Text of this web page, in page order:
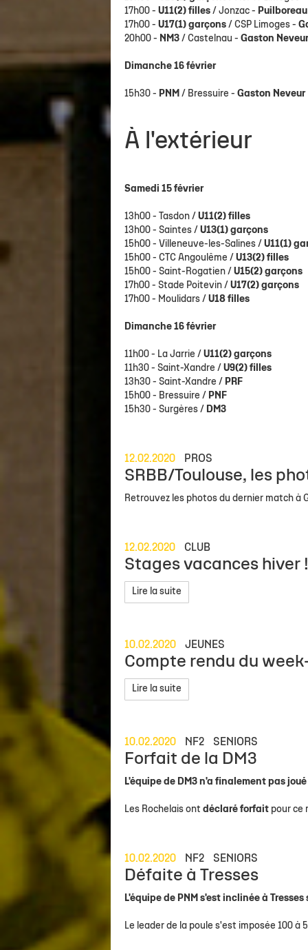
17h00 -U11(2) filles / Jonzac - Puilboreau
17h00 -U17(1) garçons / CSP Limoges -
20h00 - NM3/ Castelnau -Gaston
Dimanche 16 février
15h30 - PNM / Bressuire -Gaston Neveur
À l'extérieur
Samedi 15 février
13h00 - Tasdon /U11(2) filles
13h00 - Saintes / U13(1) garçons
15h00 - Villeneuve-les-Salines /U11(1)
15h00 - CTC Angoulême /U13(2) filles
15h00 - Saint-Rogatien /U15(2) garçons
17h00 - Stade Poitevin /U17(2) garçons
17h00 - Moulidars /U18 filles
Dimanche 16 février
11h00 - La Jarrie /U11(2) garçons
11h30 - Saint-Xandre / U9(2) filles
13h30 - Saint-Xandre / PRF
15h00 - Bressuire / PNF
15h30 - Surgères / DM3
12.02.2020 PROS
SRBB/Toulouse, les
Retrouvez les photos du dernier match à
12.02.2020 CLUB
Stages vacances hiver !
Lire la suite
10.02.2020 JEUNES
Compte rendu du
Lire la suite
10.02.2020 NF2 SENIORS
Forfait de la DM3
L'équipe de DM3 n'a finalement pas
Les Rochelais ontdéclaré forfait pour ce
10.02.2020 NF2 SENIORS
Défaite à Tresses
L'équipe de PNM s'est inclinée à Tresses
Le leader de la poule s'est imposée 100 à